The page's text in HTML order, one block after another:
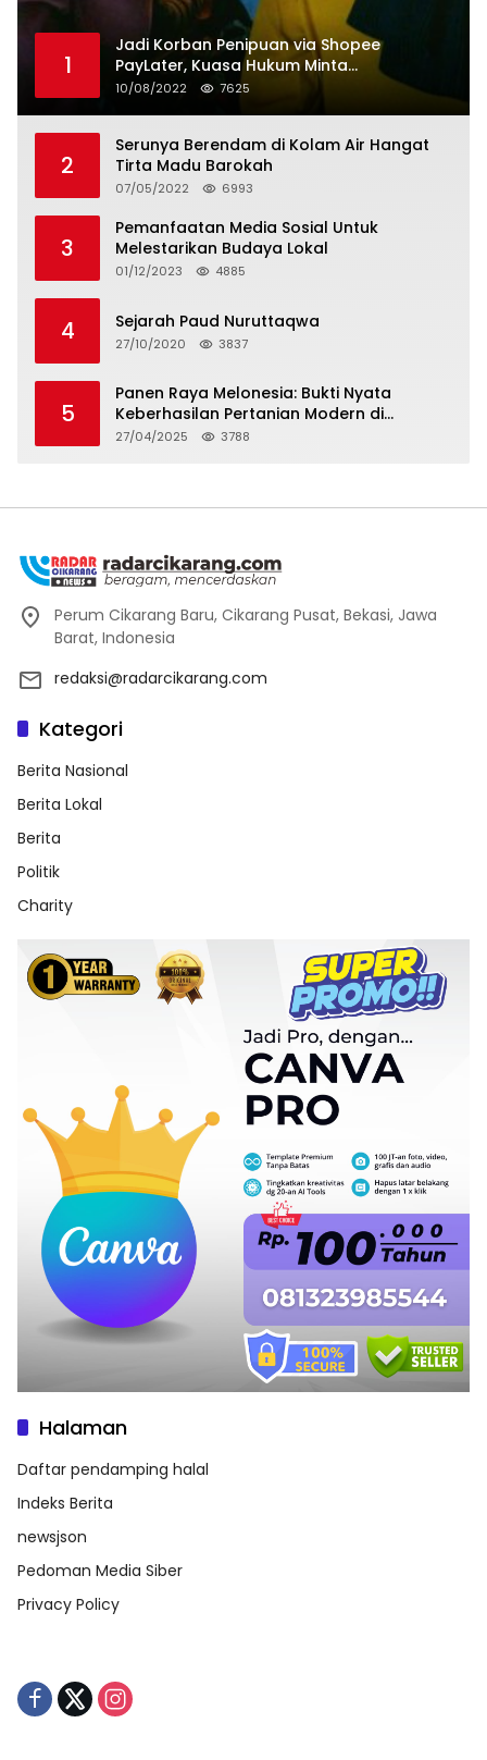
1
Jadi Korban Penipuan via Shopee
PayLater, Kuasa Hukum Minta
Penangguhan Tagihan dan Hapus Bunga
10/08/2022 7625
2
Serunya Berendam di Kolam Air Hangat
Tirta Madu Barokah
07/05/2022 6993
3
Pemanfaatan Media Sosial Untuk
Melestarikan Budaya Lokal
01/12/2023 4885
4 Sejarah Paud Nuruttaqwa
27/10/2020 3837
5
Panen Raya Melonesia: Bukti Nyata
Keberhasilan Pertanian Modern di
Kabupaten Bekasi
27/04/2025 3788
Perum Cikarang Baru, Cikarang Pusat, Bekasi, Jawa
Barat, Indonesia
redaksi@radarcikarang.com
Kategori
Berita Nasional
Berita Lokal
Berita
Politik
Charity
Halaman
Daftar pendamping halal
Indeks Berita
newsjson
Pedoman Media Siber
Privacy Policy